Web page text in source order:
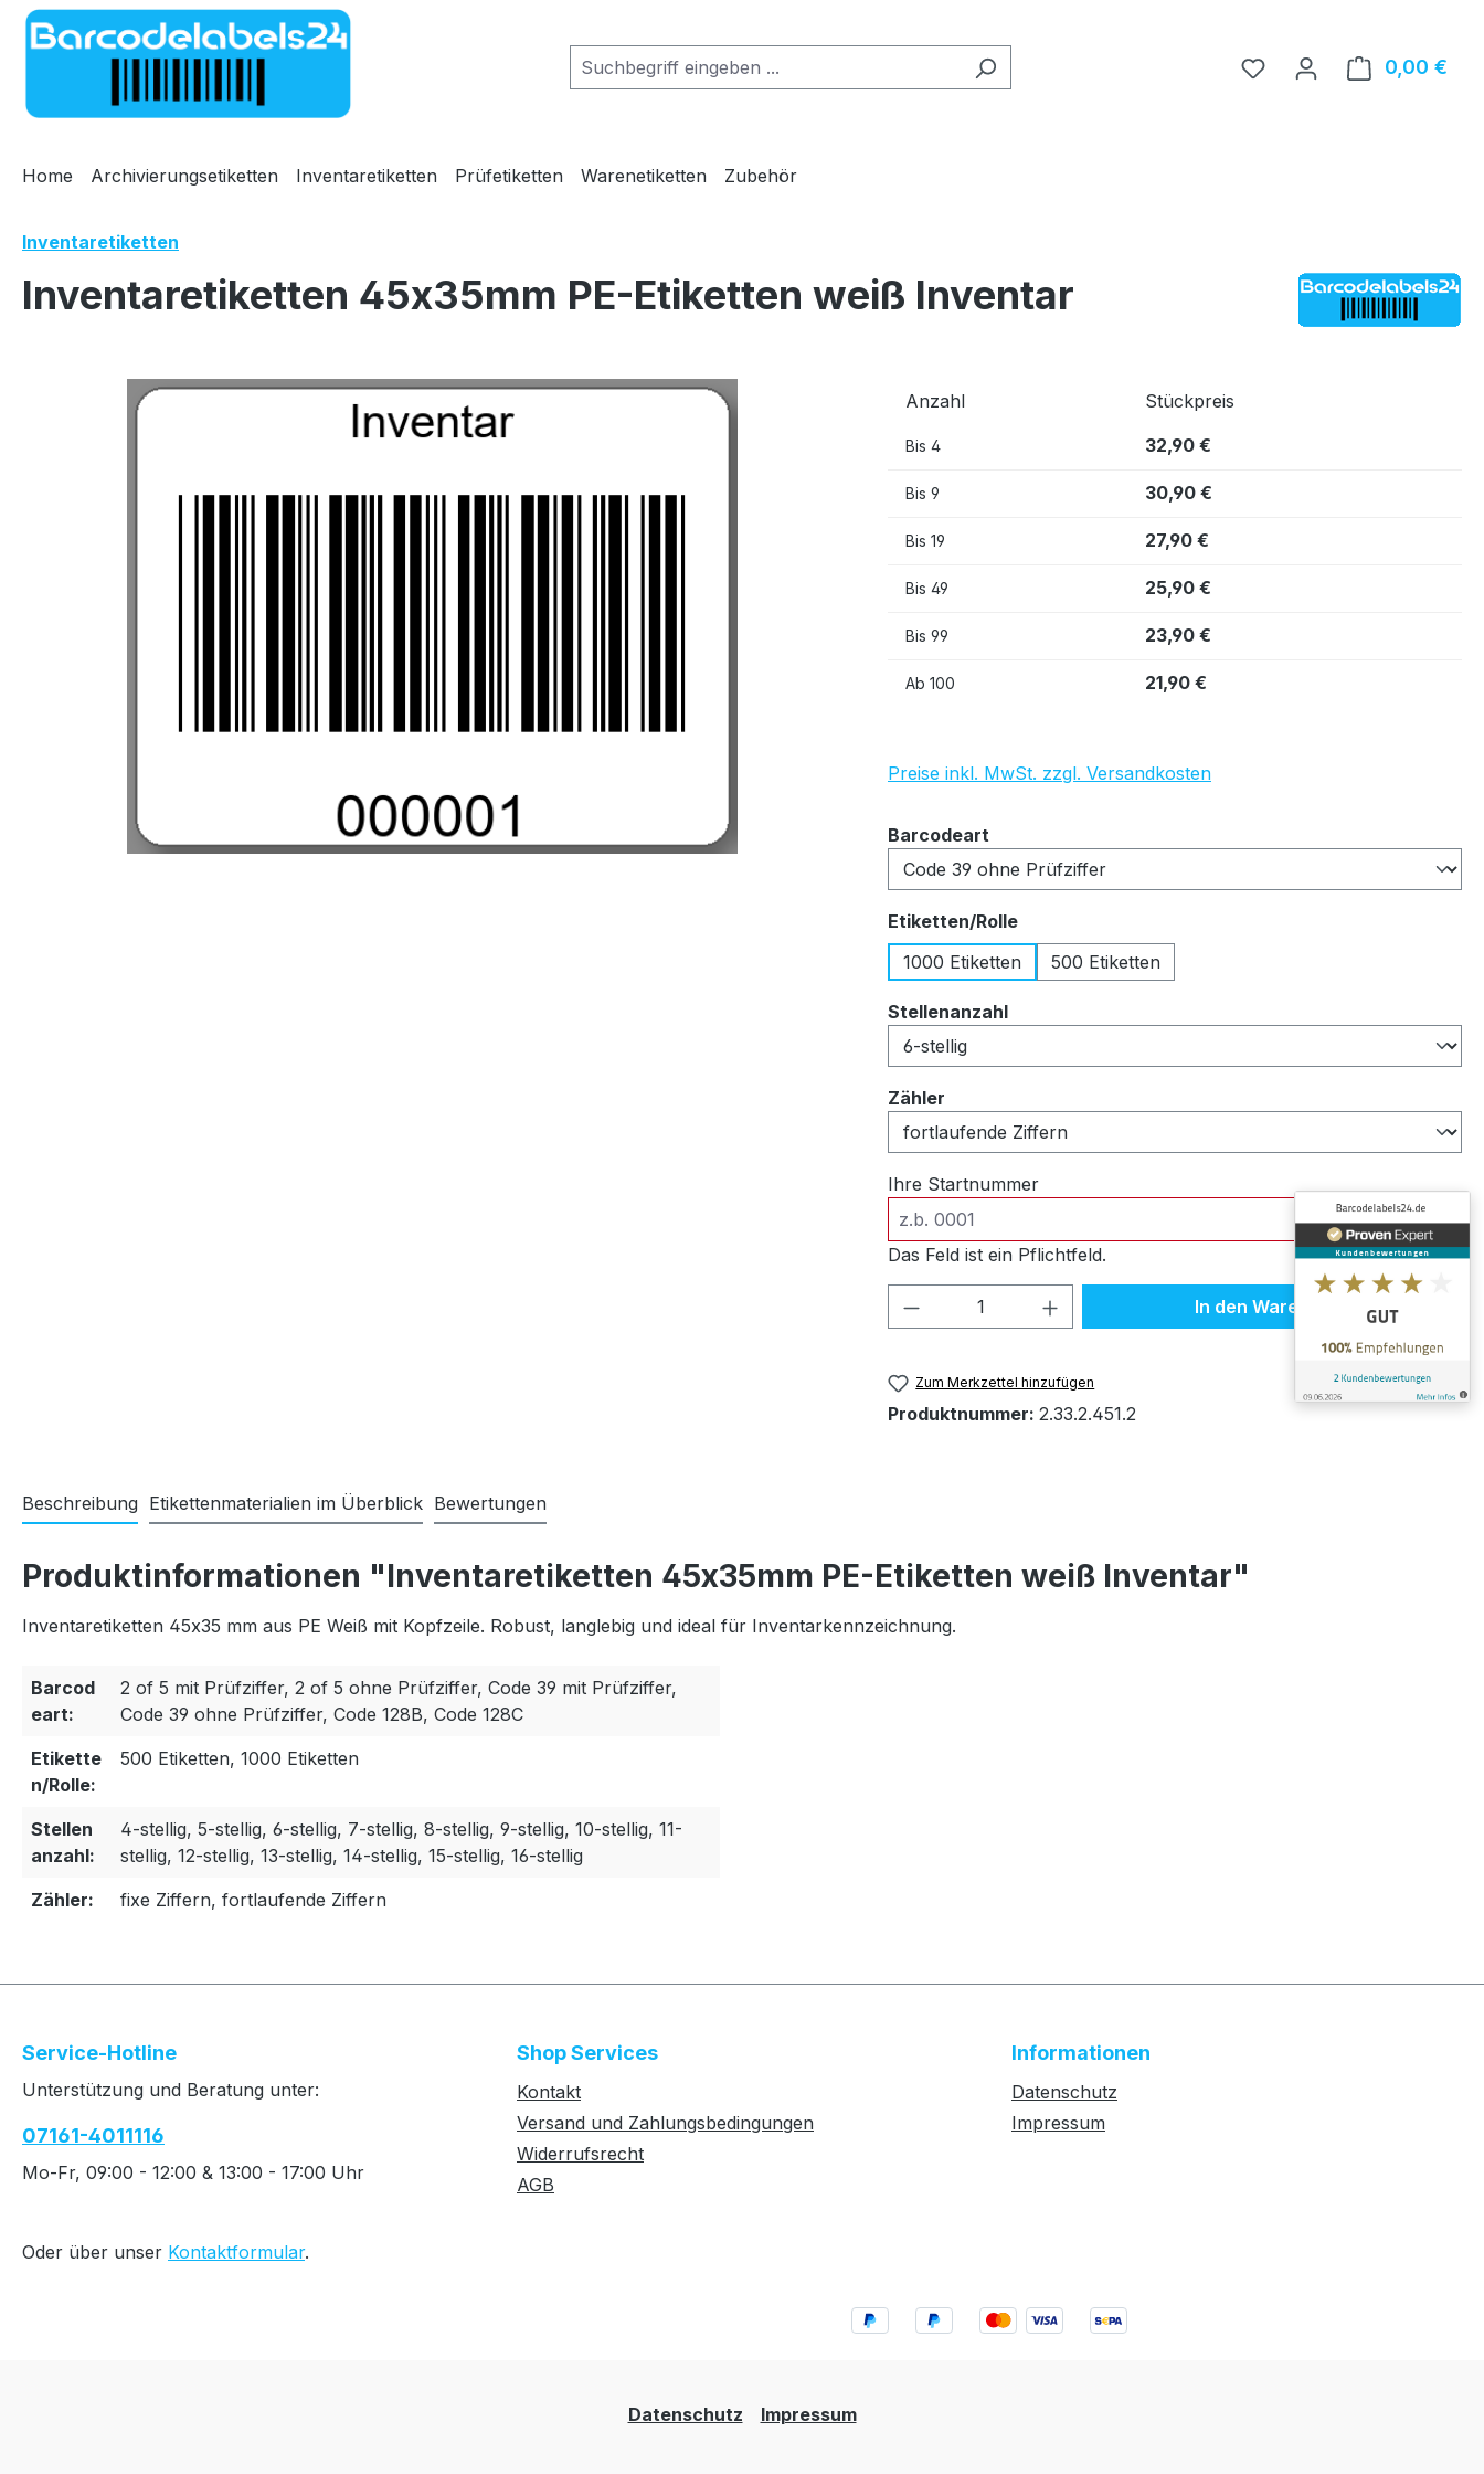
Hauptinhalt springen
Zur Suche springen
Zur Hauptnavigation springen
0,00 €
Home Archivierungsetiketten Inventaretiketten Prüfetiketten Warenetiketten Zubehör
Inventaretiketten
Inventaretiketten 45x35mm PE-Etiketten weiß Inventar
Bildergalerie überspringen Anzahl Stückpreis
Bis 4 32,90 €
Bis 9 30,90 €
Bis 19 27,90 €
Bis 49 25,90 €
Bis 99 23,90 €
Ab 100 21,90 €
Preise inkl. MwSt. zzgl. Versandkosten
Barcodeart
Etiketten/Rolleauswählen
1000 Etiketten
500 Etiketten
Stellenanzahlauswählen
Zähler
Ihre Startnummer
Das Feld ist ein Pflichtfeld.
Produkt Anzahl: Gib den gewünschten Wert
In den Warenkorb
Zum Merkzettel hinzufügen
Produktnummer: 2.33.2.451.2
Beschreibung Etikettenmaterialien im Überblick Bewertungen
Produktinformationen "Inventaretiketten 45x35mm PE-Etiketten weiß Inventar"
Inventaretiketten 45x35 mm aus PE Weiß mit Kopfzeile. Robust, langlebig und ideal für Inventarkennzeichnung.
Barcod
eart:
2 of 5 mit Prüfziffer, 2 of 5 ohne Prüfziffer, Code 39 mit Prüfziffer,
Code 39 ohne Prüfziffer, Code 128B, Code 128C
Etikette
n/Rolle:
500 Etiketten, 1000 Etiketten
Stellen
anzahl:
4-stellig, 5-stellig, 6-stellig, 7-stellig, 8-stellig, 9-stellig, 10-stellig, 11-
stellig, 12-stellig, 13-stellig, 14-stellig, 15-stellig, 16-stellig
Zähler:
fixe Ziffern, fortlaufende Ziffern
Service-Hotline
Unterstützung und Beratung unter:
07161-4011116
Mo-Fr, 09:00 - 12:00 & 13:00 - 17:00 Uhr
Oder über unser Kontaktformular.
Shop Services
Kontakt
Versand und Zahlungsbedingungen
Widerrufsrecht
AGB
Informationen
Datenschutz
Impressum
Datenschutz Impressum